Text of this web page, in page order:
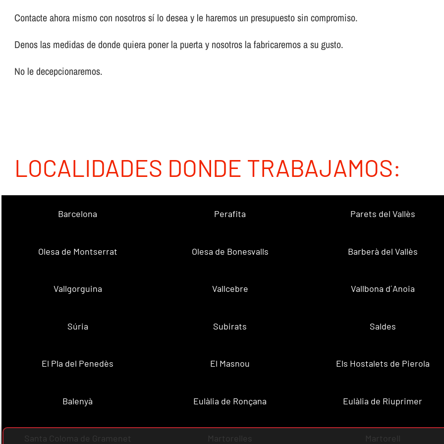
Contacte ahora mismo con nosotros sí­ lo desea y le haremos un presupuesto sin compromiso.
Denos las medidas de donde quiera poner la puerta y nosotros la fabricaremos a su gusto.
No le decepcionaremos.
LOCALIDADES DONDE TRABAJAMOS:
Barcelona Perafita Parets del Vallès
Olesa de Montserrat Olesa de Bonesvalls Barberà del Vallès
Vallgorguina Vallcebre Vallbona d´Anoia
Súria Subirats Saldes
El Pla del Penedès El Masnou Els Hostalets de Pierola
Balenyà Eulàlia de Ronçana Eulàlia de Riuprimer
Santa Coloma de Gramenet Martorelles Martorell